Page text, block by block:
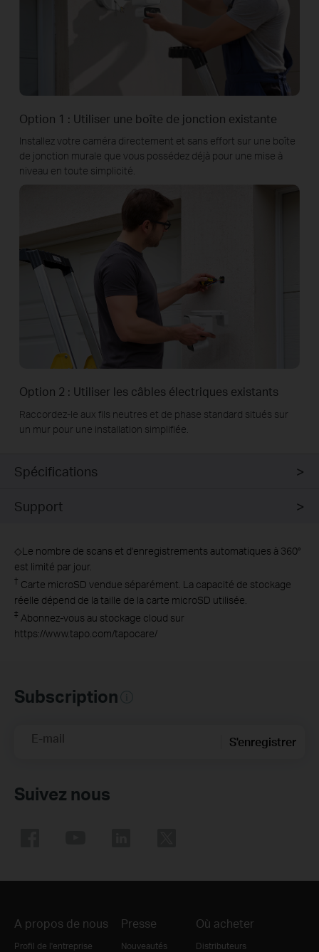
Option 1 : Utiliser une boîte de jonction existante
Installez votre caméra directement et sans effort sur une boîte
de jonction murale que vous possédez déjà pour une mise à
niveau en toute simplicité.
Option 2 : Utiliser les câbles électriques existants
Raccordez-le aux fils neutres et de phase standard situés sur
un mur pour une installation simplifiée.
Spécifications
Support
◇Le nombre de scans et d'enregistrements automatiques à 360°
est limité par jour.
† Carte microSD vendue séparément. La capacité de stockage
réelle dépend de la taille de la carte microSD utilisée.
‡ Abonnez-vous au stockage cloud sur
https://www.tapo.com/tapocare/
Subscription
E-mail S'enregistrer
Suivez nous
A propos de nous
Profil de l'entreprise
Presse
Nouveautés
Où acheter
Distributeurs